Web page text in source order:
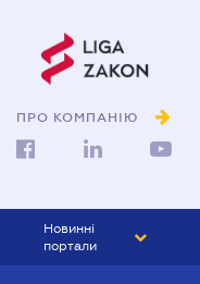
ПРО КОМПАНІЮ
Новинні
портали